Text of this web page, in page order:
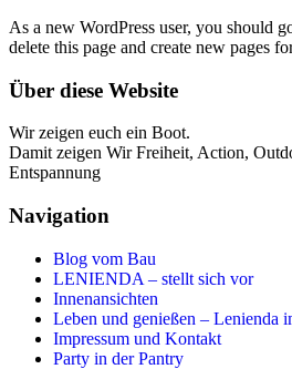
As a new WordPress user, you should
delete this page and create new pages
Über diese Website
Wir zeigen euch ein Boot.
Damit zeigen Wir Freiheit, Action,
Entspannung
Navigation
Blog vom Bau
LENIENDA – stellt sich vor
Innenansichten
Leben und genießen – Lenienda
Impressum und Kontakt
Party in der Pantry